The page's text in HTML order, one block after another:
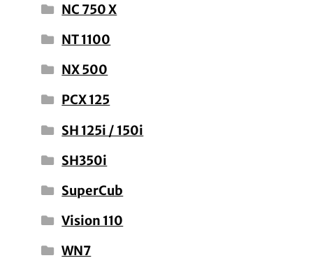
NC 750 X
NT 1100
NX 500
PCX 125
SH 125i / 150i
SH350i
SuperCub
Vision 110
WN7